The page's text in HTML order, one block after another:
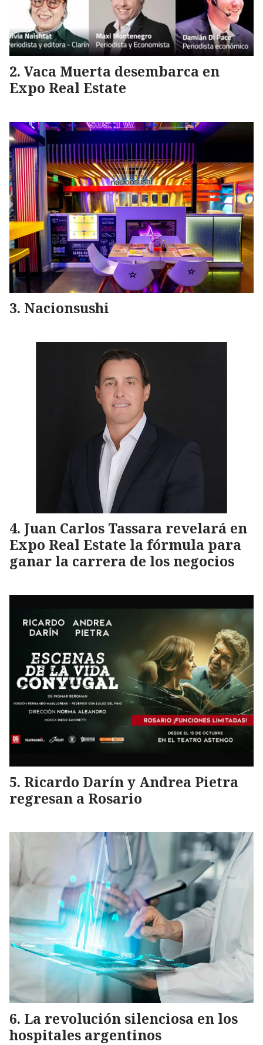
Vaca Muerta desembarca en
Expo Real Estate
Nacionsushi
Juan Carlos Tassara revelará en
Expo Real Estate la fórmula para
ganar la carrera de los negocios
Ricardo Darín y Andrea Pietra
regresan a Rosario
La revolución silenciosa en los
hospitales argentinos